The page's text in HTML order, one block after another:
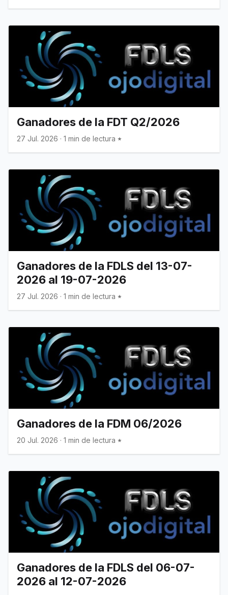
Ganadores de la FDT Q2/2026
27 Jul. 2026 · 1 min de lectura
Ganadores de la FDLS del 13-07-
2026 al 19-07-2026
27 Jul. 2026 · 1 min de lectura
Ganadores de la FDM 06/2026
20 Jul. 2026 · 1 min de lectura
Ganadores de la FDLS del 06-07-
2026 al 12-07-2026